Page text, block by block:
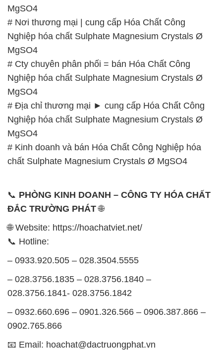
MgSO4
# Nơi thương mại | cung cấp Hóa Chất Công
Nghiệp hóa chất Sulphate Magnesium Crystals Ø
MgSO4
# Cty chuyên phân phối = bán Hóa Chất Công
Nghiệp hóa chất Sulphate Magnesium Crystals Ø
MgSO4
# Địa chỉ thương mại ► cung cấp Hóa Chất Công
Nghiệp hóa chất Sulphate Magnesium Crystals Ø
MgSO4
# Kinh doanh và bán Hóa Chất Công Nghiệp hóa
chất Sulphate Magnesium Crystals Ø MgSO4
📞 PHÒNG KINH DOANH – CÔNG TY HÓA CHẤT
ĐẮC TRƯỜNG PHÁT🌐
🌐 Website: https://hoachatviet.net/
📞 Hotline:
– 0933.920.505 – 028.3504.5555
– 028.3756.1835 – 028.3756.1840 –
028.3756.1841- 028.3756.1842
– 0932.660.696 – 0901.326.566 – 0906.387.866 –
0902.765.866
📧 Email: hoachat@dactruongphat.vn